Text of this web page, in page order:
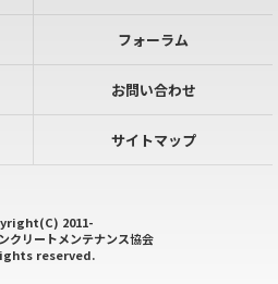
フォーラム
お問い合わせ
サイトマップ
2011-
クリートメンテナンス協会
reserved.